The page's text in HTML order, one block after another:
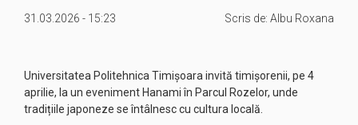
31.03.2026 - 15:23 Scris de: Albu Roxana
Universitatea Politehnica Timișoara invită timișorenii, pe 4
aprilie, la un eveniment Hanami în Parcul Rozelor, unde
tradițiile japoneze se întâlnesc cu cultura locală.